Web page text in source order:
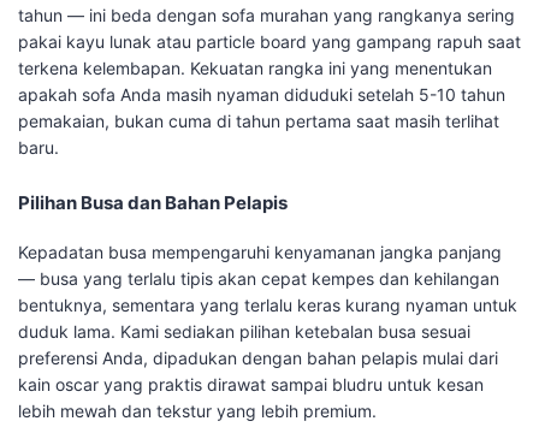
tahun — ini beda dengan sofa murahan yang rangkanya sering
pakai kayu lunak atau particle board yang gampang rapuh saat
terkena kelembapan. Kekuatan rangka ini yang menentukan
apakah sofa Anda masih nyaman diduduki setelah 5-10 tahun
pemakaian, bukan cuma di tahun pertama saat masih terlihat
baru.
Pilihan Busa dan Bahan Pelapis
Kepadatan busa mempengaruhi kenyamanan jangka panjang
— busa yang terlalu tipis akan cepat kempes dan kehilangan
bentuknya, sementara yang terlalu keras kurang nyaman untuk
duduk lama. Kami sediakan pilihan ketebalan busa sesuai
preferensi Anda, dipadukan dengan bahan pelapis mulai dari
kain oscar yang praktis dirawat sampai bludru untuk kesan
lebih mewah dan tekstur yang lebih premium.